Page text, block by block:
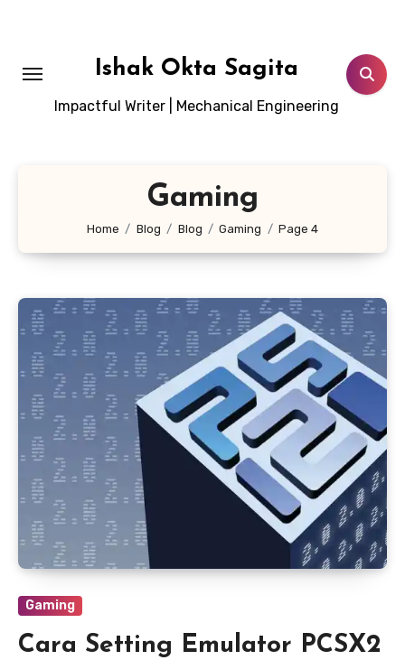
Ishak Okta Sagita
Impactful Writer | Mechanical Engineering
Gaming
Home Blog Blog Gaming Page 4
Gaming
Cara Setting Emulator PCSX2